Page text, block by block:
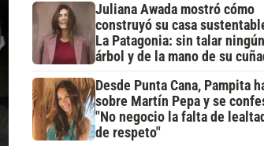
Juliana Awada mostró cómo
construyó su casa
La Patagonia: sin talar ningún
árbol y de la mano de su
Desde Punta Cana, Pampita
sobre Martín Pepa y se
"No negocio la falta de
de respeto"